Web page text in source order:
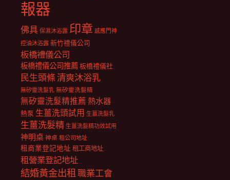
報器
佛具 保濕沐浴露 印章 感應門神
控油沐浴露 新竹禮儀公司
板橋禮儀公司
板橋禮儀公司推薦板橋禮儀社
民生頭條清爽沐浴乳
無矽靈洗髮乳 無矽靈洗髮精
無矽靈洗髮精推薦 熱水器
熱泵 生薑洗頭試用 生薑洗髮乳
生薑洗髮精 生薑洗髮精功效試用
神明桌 神桌 租公司地址
租商業登記地址 租工商地址
租營業登記地址
結婚黃金出租職業工會